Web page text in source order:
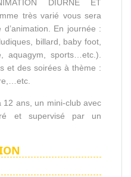
DIURNE ET
très varié vous sera
En journée :
billard, baby foot,
aquagym, sports…etc.).
et des soirées à thème :
ans, un mini-club avec
et supervisé par un